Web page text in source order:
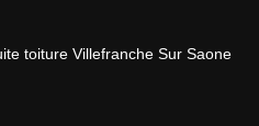
toiture Villefranche Sur Saone